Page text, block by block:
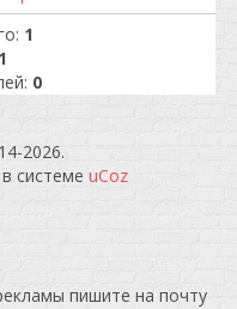
1
1
0
2026.
системе uCoz
пишите на почту